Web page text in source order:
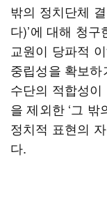
밖의 정치단체
다)’에 대해 청구
교원이 당파적
중립성을 확보
수단의 적합성
을 제외한 ‘그 밖
정치적 표현의
다.